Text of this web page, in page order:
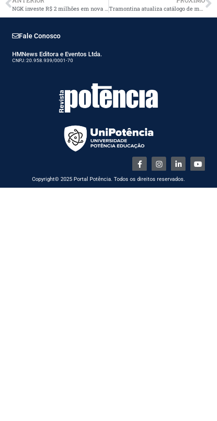
Fale Conosco
HMNews Editora e Eventos Ltda.
CNPJ: 20.958.939/0001-70
Copyright© 2025 Portal Potência. Todos os direitos reservados.